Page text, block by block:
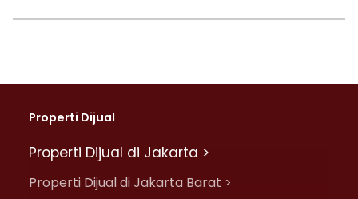
Properti Dijual
Properti Dijual di Jakarta >
Properti Dijual di Jakarta Barat >